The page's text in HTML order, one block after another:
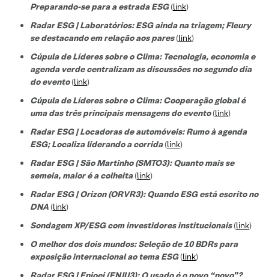
Preparando-se para a estrada ESG(link)
Radar ESG | Laboratórios: ESG ainda na triagem; Fleury
se destacando em relação aos pares(link)
Cúpula de Líderes sobre o Clima: Tecnologia, economia e
agenda verde centralizam as discussões no segundo dia
do evento(link)
Cúpula de Líderes sobre o Clima: Cooperação global é
uma das três principais mensagens do evento(link)
Radar ESG | Locadoras de automóveis: Rumo à agenda
ESG; Localiza liderando a corrida(link)
Radar ESG | São Martinho (SMTO3): Quanto mais se
semeia, maior é a colheita(link)
Radar ESG | Orizon (ORVR3): Quando ESG está escrito no
DNA(link)
Sondagem XP/ESG com investidores institucionais(link)
O melhor dos dois mundos: Seleção de 10 BDRs para
exposição internacional ao tema ESG(link)